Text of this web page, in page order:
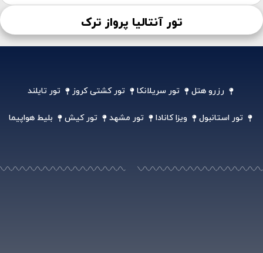
تور آنتالیا پرواز ترک
رزرو هتل تور سریلانکا تور کشتی کروز تور تایلند
تور استانبول ویزا کانادا تور مشهد تور کیش بلیط هواپیما